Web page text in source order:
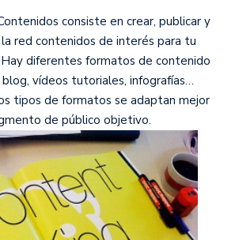
consiste en crear, publicar y
red contenidos de interés para tu
diferentes formatos de contenido
vídeos tutoriales, infografías…
tipos de formatos se adaptan mejor
de público objetivo.